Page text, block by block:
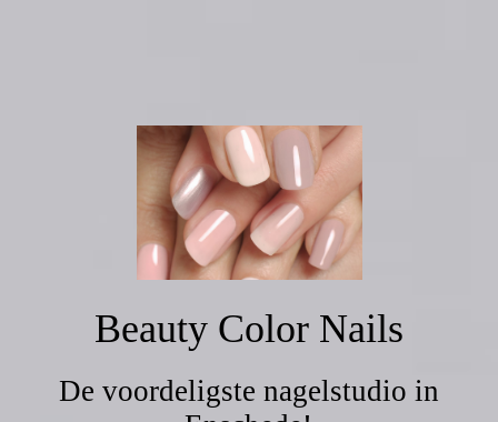
Beauty Color Nails
De voordeligste nagelstudio in